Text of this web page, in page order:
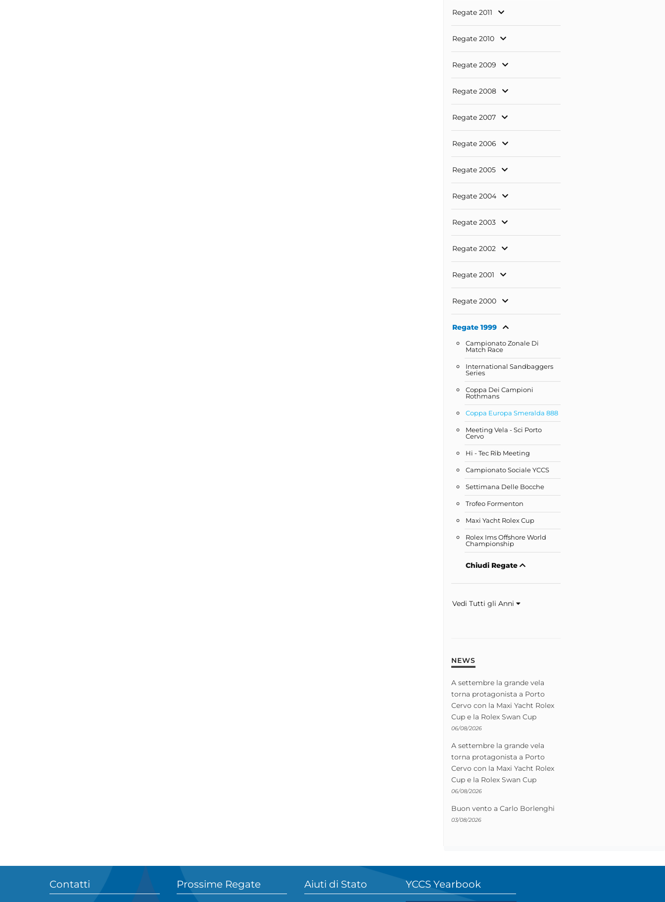
Regate 2011
Regate 2010
Regate 2009
Regate 2008
Regate 2007
Regate 2006
Regate 2005
Regate 2004
Regate 2003
Regate 2002
Regate 2001
Regate 2000
Regate 1999
Campionato Zonale Di
Match Race
International Sandbaggers
Series
Coppa Dei Campioni
Rothmans
Coppa Europa Smeralda 888
Meeting Vela - Sci Porto
Cervo
Hi - Tec Rib Meeting
Campionato Sociale YCCS
Settimana Delle Bocche
Trofeo Formenton
Maxi Yacht Rolex Cup
Rolex Ims Offshore World
Championship
Chiudi Regate
Vedi Tutti gli Anni
NEWS
A settembre la grande vela
torna protagonista a Porto
Cervo con la Maxi Yacht Rolex
Cup e la Rolex Swan Cup
06/08/2026
A settembre la grande vela
torna protagonista a Porto
Cervo con la Maxi Yacht Rolex
Cup e la Rolex Swan Cup
06/08/2026
Buon vento a Carlo Borlenghi
03/08/2026
Contatti Prossime Regate Aiuti di Stato YCCS Yearbook